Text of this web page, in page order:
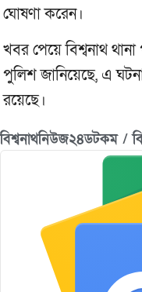
ঘোষণা করেন।
খবর পেয়ে বিশ্বনাথ
পুলিশ জানিয়েছে, এ
রয়েছে।
বিশ্বনাথনিউজ২৪ডটকম /